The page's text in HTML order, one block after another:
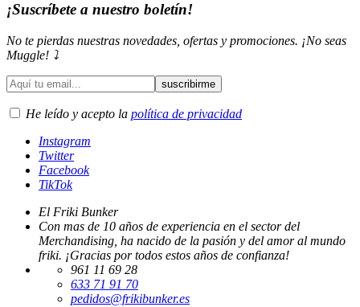
¡Suscríbete a nuestro boletín!
No te pierdas nuestras novedades, ofertas y promociones. ¡No seas
Muggle! ⤵️
He leído y acepto la política de privacidad
Instagram
Twitter
Facebook
TikTok
El Friki Bunker
Con mas de 10 años de experiencia en el sector del
Merchandising, ha nacido de la pasión y del amor al mundo
friki. ¡Gracias por todos estos años de confianza!
961 11 69 28
633 71 91 70
pedidos@frikibunker.es